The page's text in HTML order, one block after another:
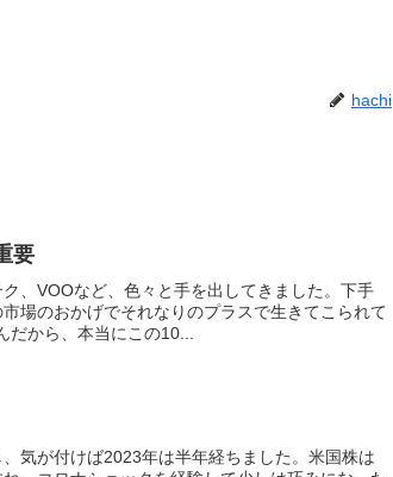
hachi
要
、VOOなど、色々と手を出してきました。下手
場のおかげでそれなりのプラスで生きてこられて
から、本当にこの10...
気が付けば2023年は半年経ちました。米国株は